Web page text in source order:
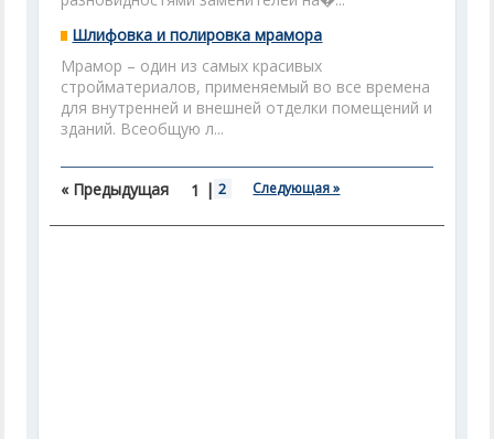
Шлифовка и полировка мрамора
Мрамор – один из самых красивых
стройматериалов, применяемый во все времена
для внутренней и внешней отделки помещений и
зданий. Всеобщую л...
« Предыдущая 1 | 2 Следующая »